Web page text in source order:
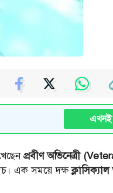
এখনই
প্রবীণ অভিনেত্রী
এক সময়ে দক্ষক্লাসিক্যাল